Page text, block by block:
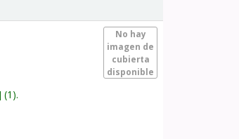
No hay
imagen de
cubierta
disponible
(1).